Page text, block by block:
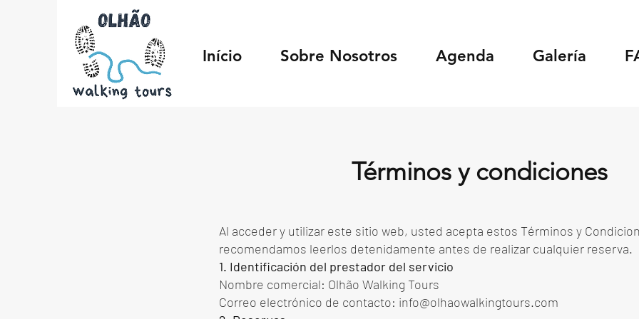
Início Sobre Nosotros Agenda Galería
Términos y condiciones
Al acceder y utilizar este sitio web, usted acepta estos Términos y
recomendamos leerlos detenidamente antes de realizar cualquier reserva.
1. Identificación del prestador del servicio
Nombre comercial: Olhão Walking Tours
Correo electrónico de contacto: info@olhaowalkingtours.com